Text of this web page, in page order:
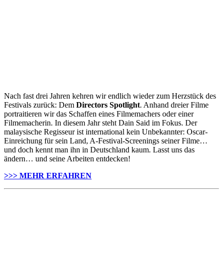
Nach fast drei Jahren kehren wir endlich wieder zum Herzstück des
Festivals zurück: Dem Directors Spotlight. Anhand dreier Filme
portraitieren wir das Schaffen eines Filmemachers oder einer
Filmemacherin. In diesem Jahr steht Dain Said im Fokus. Der
malaysische Regisseur ist international kein Unbekannter: Oscar-
Einreichung für sein Land, A-Festival-Screenings seiner Filme…
und doch kennt man ihn in Deutschland kaum. Lasst uns das
ändern… und seine Arbeiten entdecken!
>>> MEHR ERFAHREN